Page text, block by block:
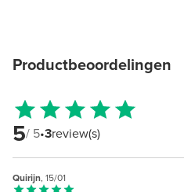
Productbeoordelingen
5/ 5•3review(s)
Quirijn, 15/01